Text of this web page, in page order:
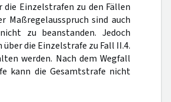
die Einzelstrafen zu den Fällen
Maßregelausspruch sind auch
zu beanstanden. Jedoch
über die Einzelstrafe zu Fall II.4.
werden. Nach dem Wegfall
kann die Gesamtstrafe nicht